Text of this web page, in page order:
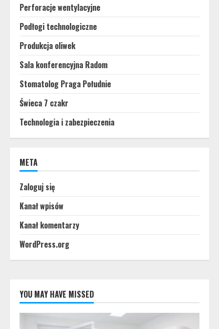
Perforacje wentylacyjne
Podłogi technologiczne
Produkcja oliwek
Sala konferencyjna Radom
Stomatolog Praga Południe
Świeca 7 czakr
Technologia i zabezpieczenia
META
Zaloguj się
Kanał wpisów
Kanał komentarzy
WordPress.org
YOU MAY HAVE MISSED